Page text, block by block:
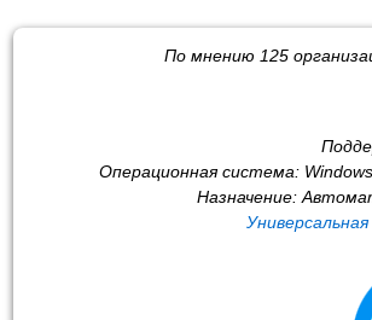
По мнению 125
Операционная система:
Назначение: